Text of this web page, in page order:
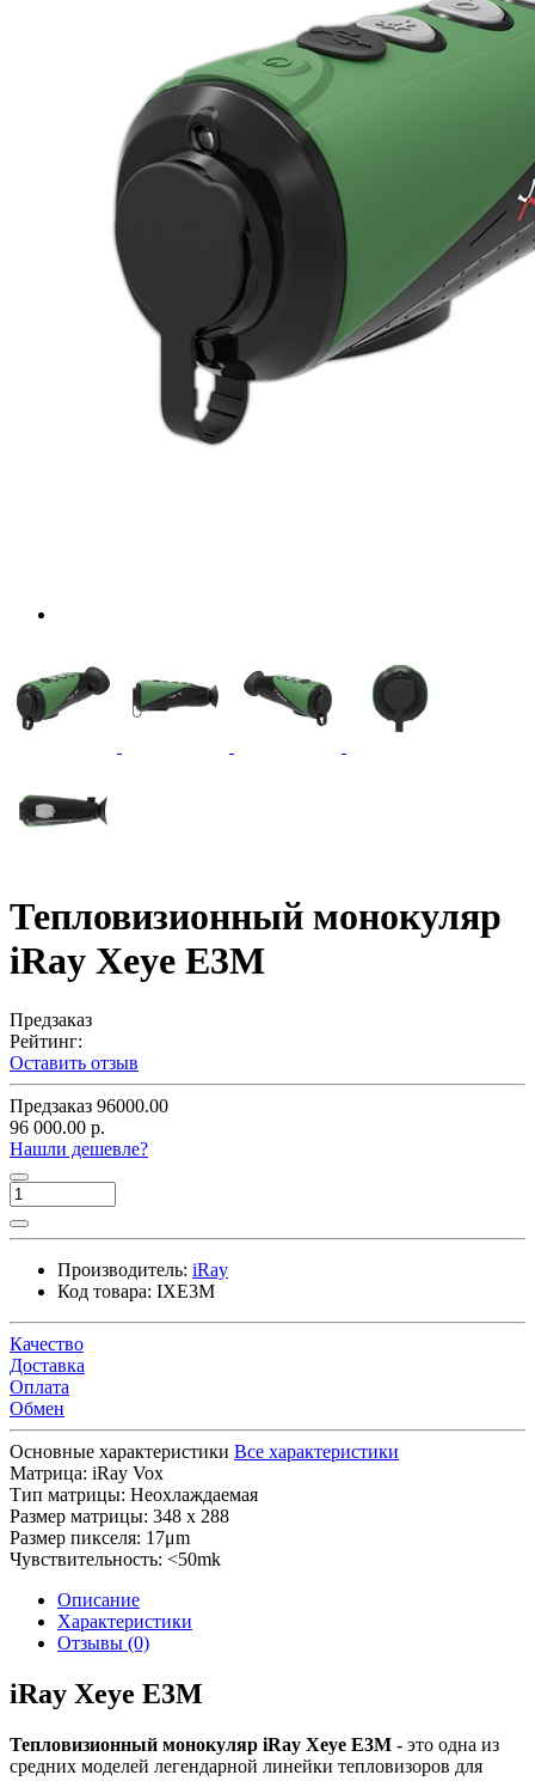
Тепловизионный монокуляр
iRay Xeye E3M
Предзаказ
Рейтинг:
Оставить отзыв
Предзаказ 96000.00
96 000.00 р.
Нашли дешевле?
Производитель: iRay
Код товара: IXE3M
Качество
Доставка
Оплата
Обмен
Основные характеристики Все характеристики
Матрица: iRay Vox
Тип матрицы: Неохлаждаемая
Размер матрицы: 348 x 288
Размер пикселя: 17μm
Чувствительность: <50mk
Описание
Характеристики
Отзывы (0)
iRay Xeye E3M
Тепловизионный монокуляр iRay Xeye E3M - это одна из
средних моделей легендарной линейки тепловизоров для